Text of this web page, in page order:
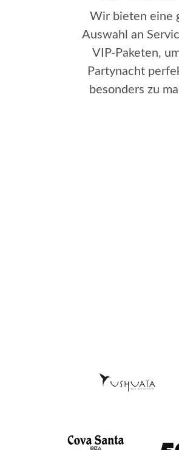
Wir bieten eine
Auswahl an
VIP-Paketen,
Partynacht
besonders zu